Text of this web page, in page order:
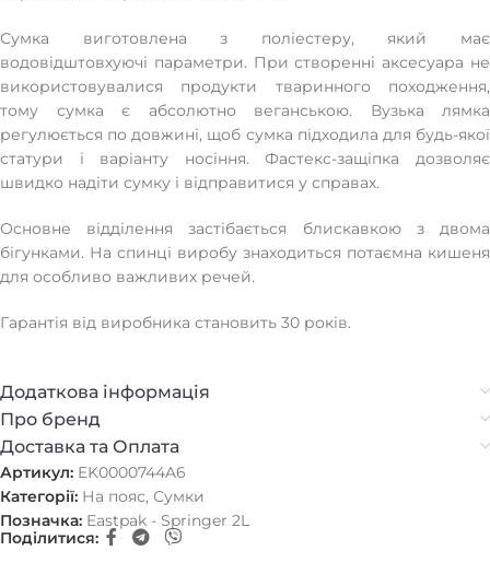
Сумка виготовлена з поліестеру, який має
водовідштовхуючі параметри. При створенні аксесуара не
використовувалися продукти тваринного походження,
тому сумка є абсолютно веганською. Вузька лямка
регулюється по довжині, щоб сумка підходила для будь-якої
статури і варіанту носіння. Фастекс-защіпка дозволяє
швидко надіти сумку і відправитися у справах.
Основне відділення застібається блискавкою з двома
бігунками. На спинці виробу знаходиться потаємна кишеня
для особливо важливих речей.
Гарантія від виробника становить 30 років.
Додаткова інформація
Про бренд
Доставка та Оплата
Артикул: EK0000744A6
Категорії: На пояс, Сумки
Позначка: Eastpak - Springer 2L
Поділитися: